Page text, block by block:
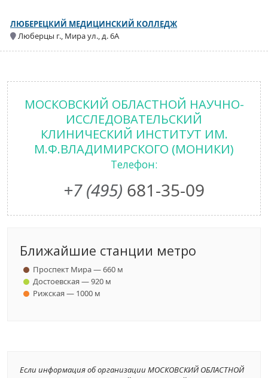
ЛЮБЕРЕЦКИЙ МЕДИЦИНСКИЙ КОЛЛЕДЖ
Люберцы г., Мира ул., д. 6А
МОСКОВСКИЙ ОБЛАСТНОЙ НАУЧНО-
ИССЛЕДОВАТЕЛЬСКИЙ
КЛИНИЧЕСКИЙ ИНСТИТУТ ИМ.
М.Ф.ВЛАДИМИРСКОГО (МОНИКИ)
Телефон:
+7 (495) 681-35-09
Ближайшие станции метро
Проспект Мира — 660 м
Достоевская — 920 м
Рижская — 1000 м
Если информация об организации МОСКОВСКИЙ ОБЛАСТНОЙ